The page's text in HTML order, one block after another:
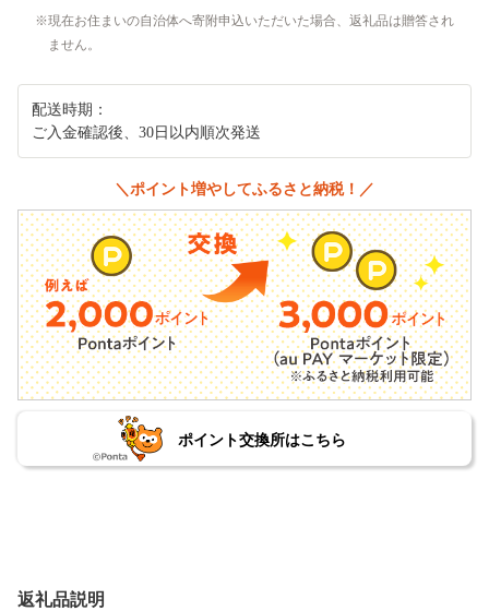
現在お住まいの自治体へ寄附申込いただいた場合、返礼品は贈答され
ません。
配送時期：
ご入金確認後、30日以内順次発送
＼ポイント増やしてふるさと納税！／
ポイント交換所はこちら
返礼品説明